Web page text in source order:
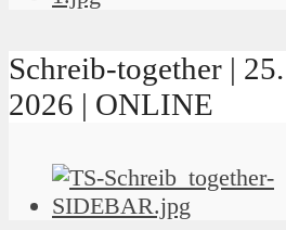
Schreib-together |
2026 | ONLINE